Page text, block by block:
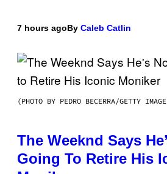
7 hours agoBy Caleb Catlin
(PHOTO BY PEDRO BECERRA/GETTY
The Weeknd Says
Going To Retire His